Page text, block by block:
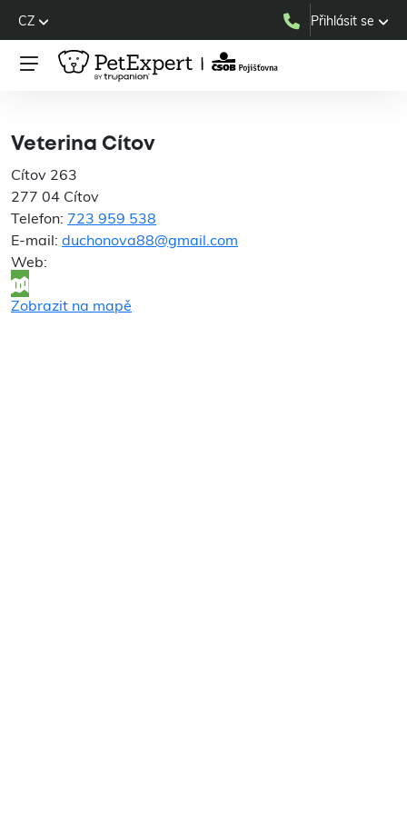
CZ Přihlásit se
Veterina Cítov
Cítov 263
277 04 Cítov
Telefon: 723 959 538
E-mail: duchonova88@gmail.com
Web:
Zobrazit na mapě